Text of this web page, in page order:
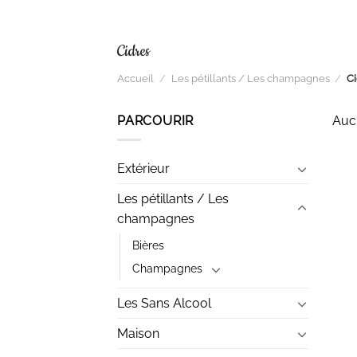
Cidres
Accueil / Les pétillants / Les champagnes /
PARCOURIR
Extérieur
Les pétillants / Les
champagnes
Bières
Champagnes
Les Sans Alcool
Maison